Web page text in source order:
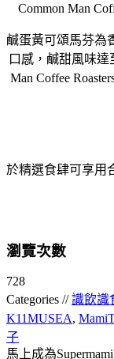
Common Man
鹹蛋黃可頌馬芬為
口感，鹹甜風味達
Man Coffee
於精選食肆可享用
瀏覽次數
728
Categories //識飲識
K11MUSEA,
子
馬上成為